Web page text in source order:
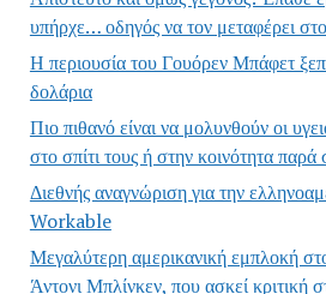
υπήρχε… οδηγός να τον μεταφέρει
Η περιουσία του Γουόρεν Μπάφετ
δολάρια
Πιο πιθανό είναι να μολυνθούν οι
στο σπίτι τους ή στην κοινότητα
Διεθνής αναγνώριση για την
Workable
Μεγαλύτερη αμερικανική εμπλοκή
Άντονι Μπλίνκεν, που ασκεί κριτική